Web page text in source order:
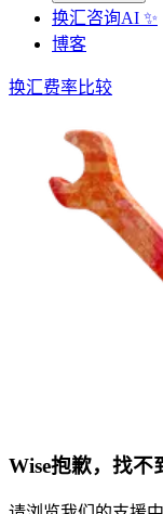
换汇咨询AI ✨
博客
换汇费率比较
Wise抱歉，找不